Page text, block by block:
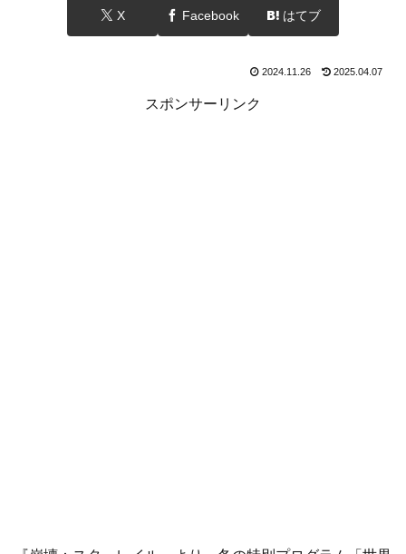
X Facebook はてブ
2024.11.26 2025.04.07
スポンサーリンク